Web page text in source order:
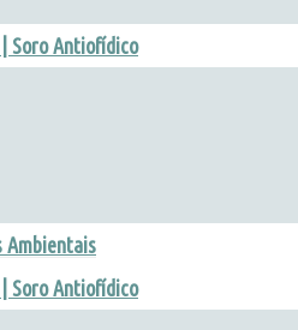
Soro Antiofídico
Ambientais
Soro Antiofídico